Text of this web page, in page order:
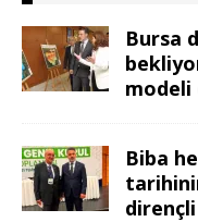
Bursa
modeli
Biba
dirençli